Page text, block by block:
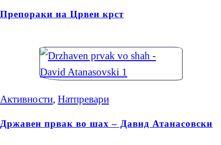
Препораки на Црвен крст
Активности, Натпревари
Државен првак во шах – Давид Атанасовски